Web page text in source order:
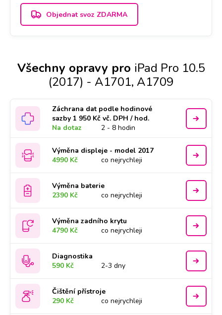
Objednat svoz ZDARMA
Všechny opravy pro iPad Pro 10.5
(2017) - A1701, A1709
Záchrana dat podle hodinové
sazby 1 950 Kč vč. DPH / hod.
Na dotaz
2 - 8 hodin
Výměna displeje - model 2017
4990 Kč
co nejrychleji
Výměna baterie
2390 Kč
co nejrychleji
Výměna zadního krytu
4790 Kč
co nejrychleji
Diagnostika
590 Kč
2-3 dny
Čištění přístroje
290 Kč
co nejrychleji